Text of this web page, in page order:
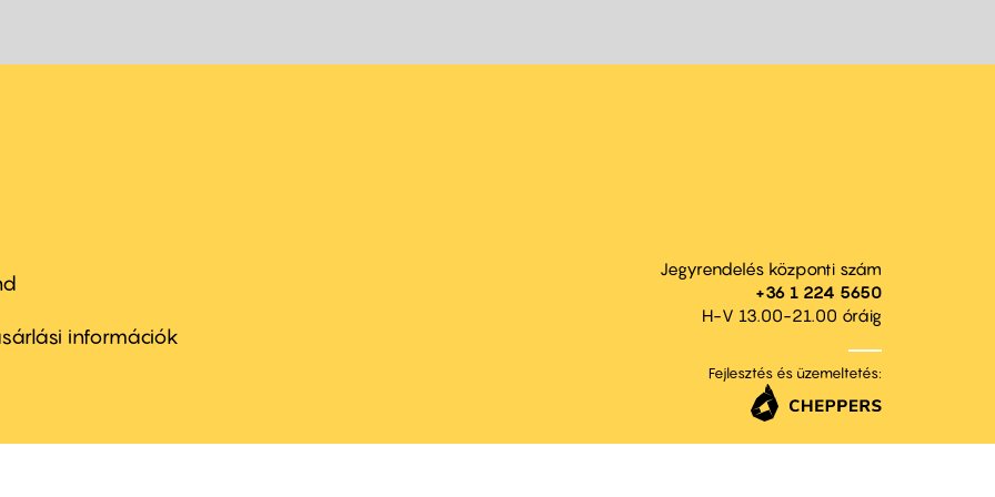
információk
Jegyrendelés központi szám
+36 1 224 5650
H-V 13.00-21.00 óráig
Fejlesztés és üzemeltetés: